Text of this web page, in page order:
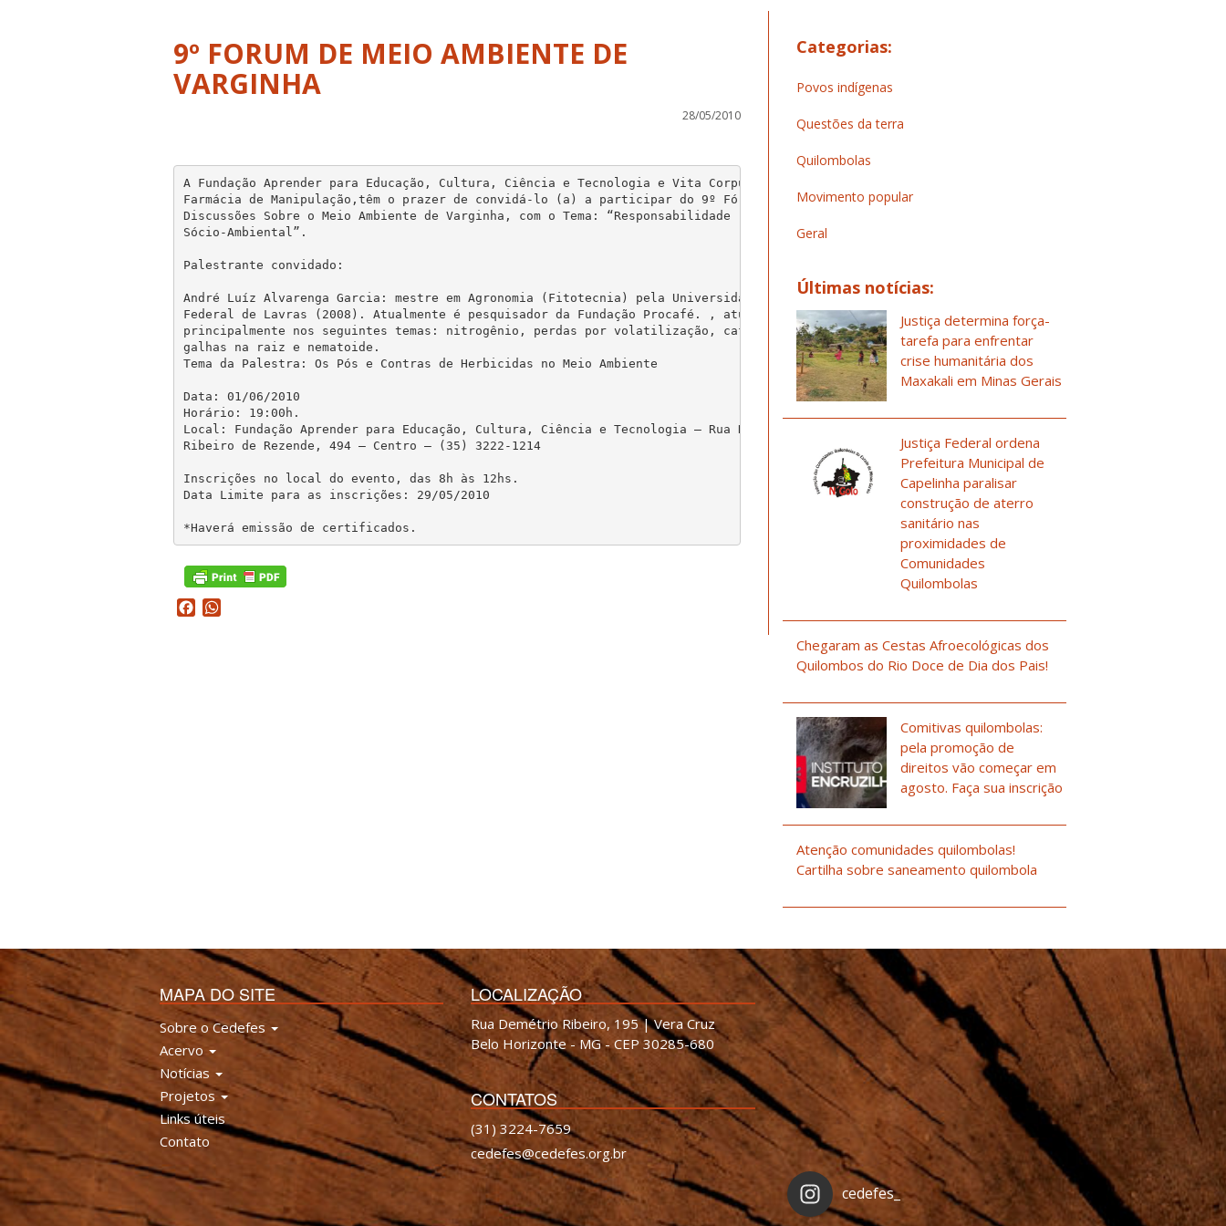
9º FORUM DE MEIO AMBIENTE DE
VARGINHA
28/05/2010
A Fundação Aprender para Educação, Cultura, Ciência e Tecnologia e Vita Corpus
Farmácia de Manipulação,têm o prazer de convidá-lo (a) a participar do 9º Fórum de
Discussões Sobre o Meio Ambiente de Varginha, com o Tema: “Responsabilidade
Sócio-Ambiental”.
Palestrante convidado:
André Luíz Alvarenga Garcia: mestre em Agronomia (Fitotecnia) pela Universidade
Federal de Lavras (2008). Atualmente é pesquisador da Fundação Procafé. , atuando
principalmente nos seguintes temas: nitrogênio, perdas por volatilização, café,
galhas na raiz e nematoide.
Tema da Palestra: Os Pós e Contras de Herbicidas no Meio Ambiente
Data: 01/06/2010
Horário: 19:00h.
Local: Fundação Aprender para Educação, Cultura, Ciência e Tecnologia – Rua Deputado
Ribeiro de Rezende, 494 – Centro – (35) 3222-1214
Inscrições no local do evento, das 8h às 12hs.
Data Limite para as inscrições: 29/05/2010
Facebook
Categorias:
Povos indígenas
Questões da terra
Quilombolas
Movimento popular
Geral
Últimas notícias:
Justiça determina força-
tarefa para enfrentar
crise humanitária dos
Maxakali em Minas Gerais
Justiça Federal ordena
Prefeitura Municipal de
Capelinha paralisar
construção de aterro
sanitário nas
proximidades de
Comunidades
Quilombolas
Chegaram as Cestas Afroecológicas dos
Quilombos do Rio Doce de Dia dos Pais!
Comitivas quilombolas:
pela promoção de
direitos vão começar em
agosto. Faça sua inscrição
Atenção comunidades quilombolas!
Cartilha sobre saneamento quilombola
MAPA DO SITE
Sobre o Cedefes
Acervo
Notícias
Projetos
Links úteis
Contato
LOCALIZAÇÃO
Rua Demétrio Ribeiro, 195 | Vera Cruz
Belo Horizonte - MG - CEP 30285-680
CONTATOS
(31) 3224-7659
cedefes@cedefes.org.br
cedefes_